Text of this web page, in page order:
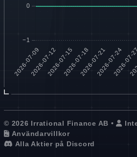
© 2026 Irrational Finance AB •
Användarvillkor
Alla Aktier på Discord